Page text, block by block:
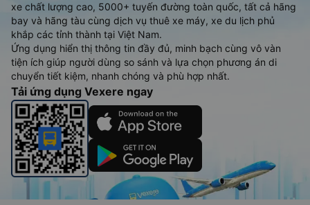
xe chất lượng cao, 5000+ tuyến đường toàn quốc, tất cả hãng
bay và hãng tàu cùng dịch vụ thuê xe máy, xe du lịch phủ
khắp các tỉnh thành tại Việt Nam.
Ứng dụng hiển thị thông tin đầy đủ, minh bạch cùng vô vàn
tiện ích giúp người dùng so sánh và lựa chọn phương án di
chuyển tiết kiệm, nhanh chóng và phù hợp nhất.
Tải ứng dụng Vexere ngay